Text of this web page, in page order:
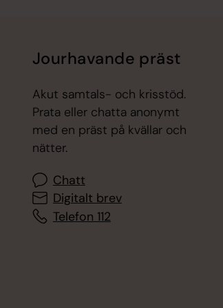
Jourhavande präst
Akut samtals- och krisstöd.
Prata eller chatta anonymt
med en präst på kvällar och
nätter.
Chatt
Digitalt brev
Telefon 112